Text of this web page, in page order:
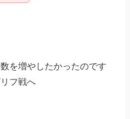
を増やしたかったのです
フ戦へ